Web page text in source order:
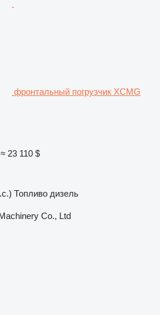
фронтальный погрузчик XCMG
≈ 23 110 $
Топливо дизель
Co., Ltd